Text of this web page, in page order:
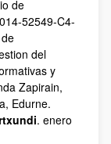
de
52549-C4-
del
y
Zapirain,
Edurne.
. enero